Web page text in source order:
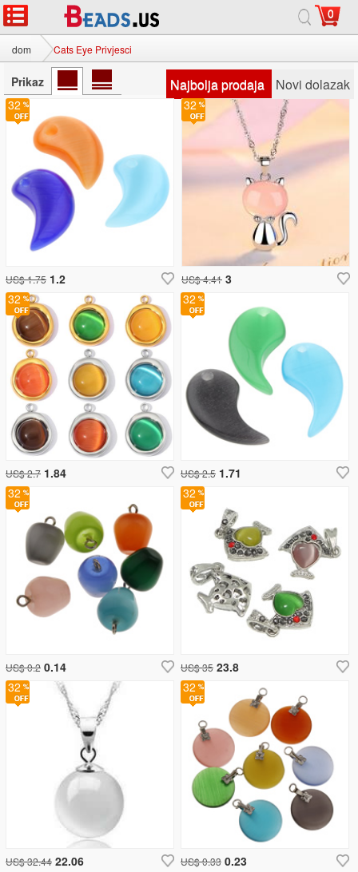
0
dom Cats Eye Privjesci
Prikaz Najbolja prodaja Novi dolazak
32
US$ 0.2 0.14
32
US$ 1.75 1.2
32
US$ 4.41 3
32
US$ 0.33 0.23
32
US$ 32.44 22.06
32
US$ 35 23.8
32
US$ 2.5 1.71
32
US$ 2.7 1.84